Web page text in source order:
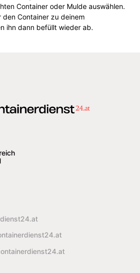
Container oder Mulde auswählen.
Container zu deinem
ihn dann befüllt wieder ab.